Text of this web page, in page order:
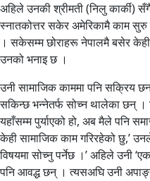
अहिले उनकी श्रीमती (निलु कार्की)
स्नातकोत्तर सकेर अमेरिकामै काम
। सकेसम्म छोराहरू नेपालमै बसेर
उनको भनाइ छ ।
उनी सामाजिक काममा पनि सक्रिय
सकिन्छ भन्नेतर्फ सोच्न थालेका छन्
यहाँसम्म पुर्याएको हो, अब मैले पनि
केही सामाजिक काम गरिरहेको छु,’
विषयमा सोच्नु पर्नेछ ।’ अहिले उनी
पनि आवद्ध छन् । त्यसअघि उनी